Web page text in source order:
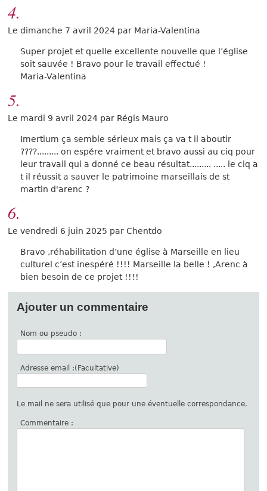
4.
Le dimanche 7 avril 2024 par Maria-Valentina
Super projet et quelle excellente nouvelle que l’église
soit sauvée ! Bravo pour le travail effectué !
Maria-Valentina
5.
Le mardi 9 avril 2024 par Régis Mauro
Imertium ça semble sérieux mais ça va t il aboutir
????......... on espére vraiment et bravo aussi au ciq pour
leur travail qui a donné ce beau résultat......... ..... le ciq a
t il réussit a sauver le patrimoine marseillais de st
martin d'arenc ?
6.
Le vendredi 6 juin 2025 par Chentdo
Bravo ,réhabilitation d’une église à Marseille en lieu
culturel c’est inespéré !!!! Marseille la belle ! ,Arenc à
bien besoin de ce projet !!!!
Ajouter un commentaire
Nom ou pseudo :
Adresse email :(Facultative)
Le mail ne sera utilisé que pour une éventuelle correspondance.
Commentaire :